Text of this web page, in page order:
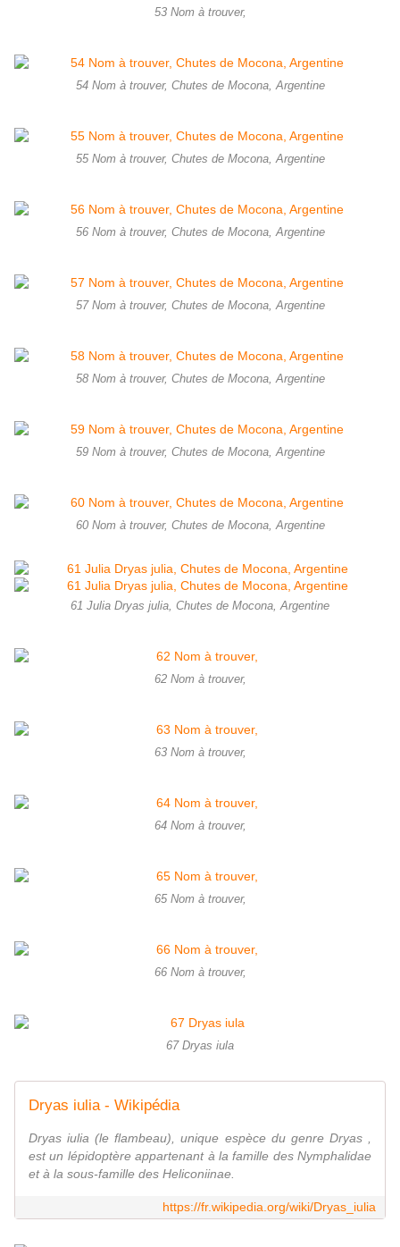
53 Nom à trouver,
54 Nom à trouver, Chutes de Mocona, Argentine
55 Nom à trouver, Chutes de Mocona, Argentine
56 Nom à trouver, Chutes de Mocona, Argentine
57 Nom à trouver, Chutes de Mocona, Argentine
58 Nom à trouver, Chutes de Mocona, Argentine
59 Nom à trouver, Chutes de Mocona, Argentine
60 Nom à trouver, Chutes de Mocona, Argentine
61 Julia Dryas julia, Chutes de Mocona, Argentine
62 Nom à trouver,
63 Nom à trouver,
64 Nom à trouver,
65 Nom à trouver,
66 Nom à trouver,
67 Dryas iula
Dryas iulia - Wikipédia
Dryas iulia (le flambeau), unique espèce du genre Dryas ,
est un lépidoptère appartenant à la famille des Nymphalidae
et à la sous-famille des Heliconiinae.
https://fr.wikipedia.org/wiki/Dryas_iulia